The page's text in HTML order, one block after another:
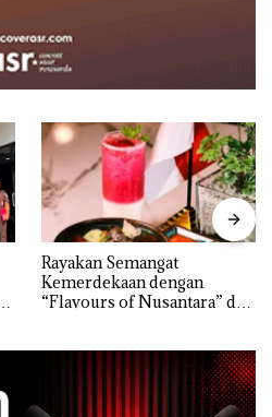
Rayakan Semangat
Kemerdekaan dengan
“Flavours of Nusantara” di